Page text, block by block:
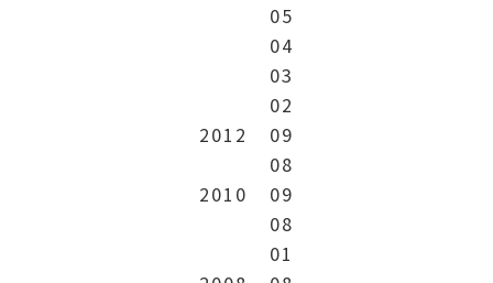
05
04
03
02
2012
09
08
2010
09
08
01